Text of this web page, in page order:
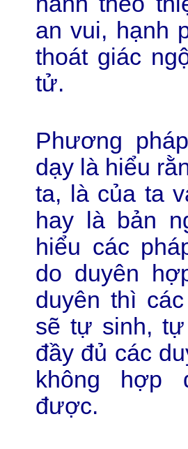
an vui, hạnh
thoát giác
tử.
Phương
dạy là hiểu
ta, là của ta
hay là bản
hiểu các
do duyên
duyên thì
sẽ tự sinh,
đầy đủ các
không hợp
được.